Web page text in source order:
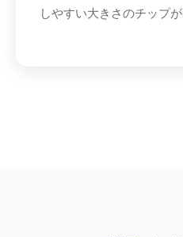
しやすい大きさのチップ